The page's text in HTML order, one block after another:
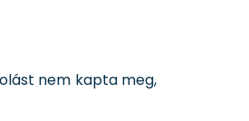
nem kapta meg,